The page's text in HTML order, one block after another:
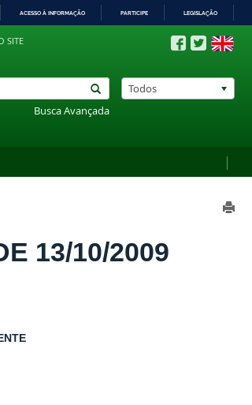
ACESSO À INFORMAÇÃO PARTICIPE LEGISLAÇÃO
SITE
Busca Avançada
Todos
13/10/2009